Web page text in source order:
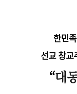
한민
선교 창
“대